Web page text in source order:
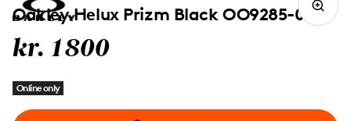
Oakley Helux Prizm Black OO9285-0761
kr. 1800
Online only